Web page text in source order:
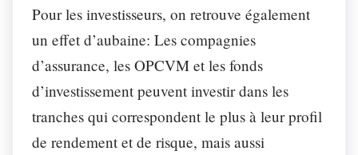
Pour les investisseurs, on retrouve également
un effet d’aubaine: Les compagnies
d’assurance, les OPCVM et les fonds
d’investissement peuvent investir dans les
tranches qui correspondent le plus à leur profil
de rendement et de risque, mais aussi